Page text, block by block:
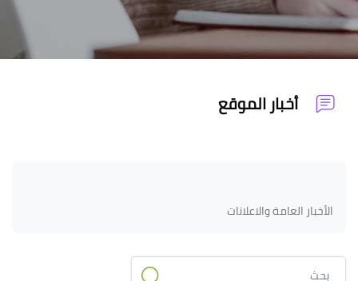
أخبار الموقع
الأخبار العامة والاعلانات
بحث